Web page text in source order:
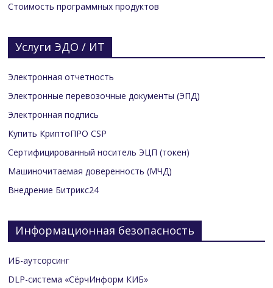
Стоимость программных продуктов
Услуги ЭДО / ИТ
Электронная отчетность
Электронные перевозочные документы (ЭПД)
Электронная подпись
Купить КриптоПРО CSP
Сертифицированный носитель ЭЦП (токен)
Машиночитаемая доверенность (МЧД)
Внедрение Битрикс24
Информационная безопасность
ИБ-аутсорсинг
DLP-система «СёрчИнформ КИБ»